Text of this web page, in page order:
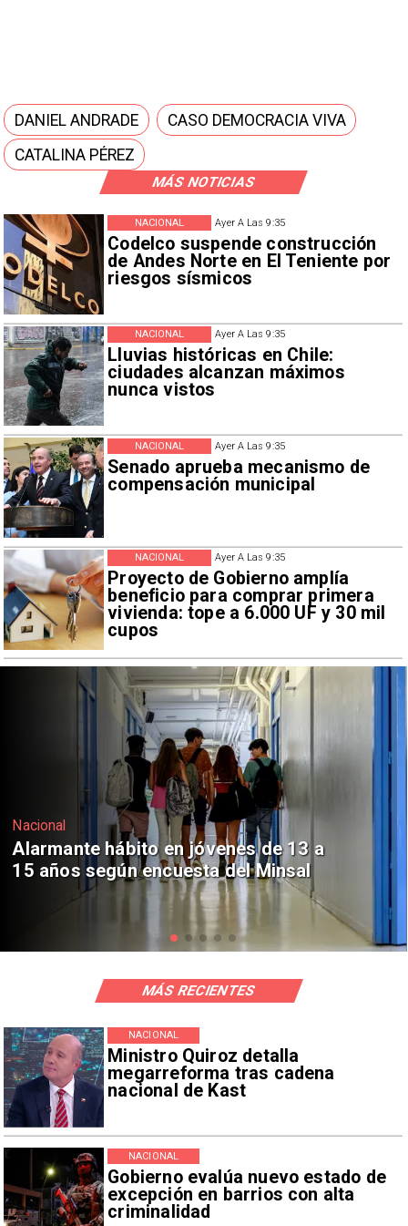
MÁS NOTICIAS
Ayer A Las 9:35
Codelco suspende construcción
de Andes Norte en El Teniente por
riesgos sísmicos
NACIONAL
Ayer A Las 9:35
Lluvias históricas en Chile:
ciudades alcanzan máximos
nunca vistos
NACIONAL
Ayer A Las 9:35
Senado aprueba mecanismo de
compensación municipal
NACIONAL
Ayer A Las 9:35
Proyecto de Gobierno amplía
beneficio para comprar primera
vivienda: tope a 6.000 UF y 30 mil
cupos
NACIONAL
DANIEL ANDRADE
CASO DEMOCRACIA VIVA
CATALINA PÉREZ
Regiones
Aprueban creación del Parque
Sebastián Piñera con inversión de $4
mil millones
Ministro Quiroz detalla
megarreforma tras cadena
nacional de Kast
NACIONAL
Gobierno evalúa nuevo estado de
excepción en barrios con alta
criminalidad
NACIONAL
MÁS RECIENTES